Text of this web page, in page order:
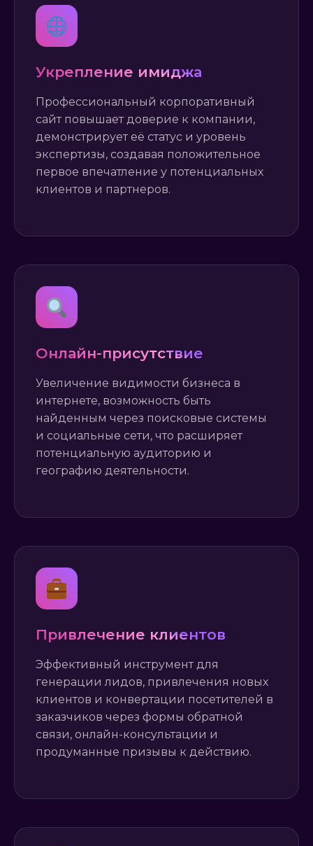
Укрепление имиджа
Профессиональный корпоративный
сайт повышает доверие к компании,
демонстрирует её статус и уровень
экспертизы, создавая положительное
первое впечатление у потенциальных
клиентов и партнеров.
Онлайн-присутствие
Увеличение видимости бизнеса в
интернете, возможность быть
найденным через поисковые системы
и социальные сети, что расширяет
потенциальную аудиторию и
географию деятельности.
Привлечение клиентов
Эффективный инструмент для
генерации лидов, привлечения новых
клиентов и конвертации посетителей в
заказчиков через формы обратной
связи, онлайн-консультации и
продуманные призывы к действию.